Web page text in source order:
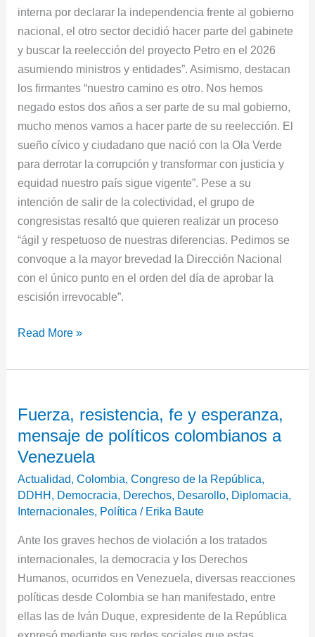
interna por declarar la independencia frente al gobierno
nacional, el otro sector decidió hacer parte del gabinete
y buscar la reelección del proyecto Petro en el 2026
asumiendo ministros y entidades”. Asimismo, destacan
los firmantes “nuestro camino es otro. Nos hemos
negado estos dos años a ser parte de su mal gobierno,
mucho menos vamos a hacer parte de su reelección. El
sueño cívico y ciudadano que nació con la Ola Verde
para derrotar la corrupción y transformar con justicia y
equidad nuestro país sigue vigente”. Pese a su
intención de salir de la colectividad, el grupo de
congresistas resaltó que quieren realizar un proceso
“ágil y respetuoso de nuestras diferencias. Pedimos se
convoque a la mayor brevedad la Dirección Nacional
con el único punto en el orden del día de aprobar la
escisión irrevocable”.
Read More »
Fuerza, resistencia, fe y esperanza,
mensaje de políticos colombianos a
Venezuela
Actualidad,Colombia,Congreso de la República,
DDHH, Democracia, Derechos, Desarollo, Diplomacia,
Internacionales, Política / Erika Baute
Ante los graves hechos de violación a los tratados
internacionales, la democracia y los Derechos
Humanos, ocurridos en Venezuela, diversas reacciones
políticas desde Colombia se han manifestado, entre
ellas las de Iván Duque, expresidente de la República
resistencia,
fe
y
esperanza,
mensaje
de
colombianos
a
Venezuela